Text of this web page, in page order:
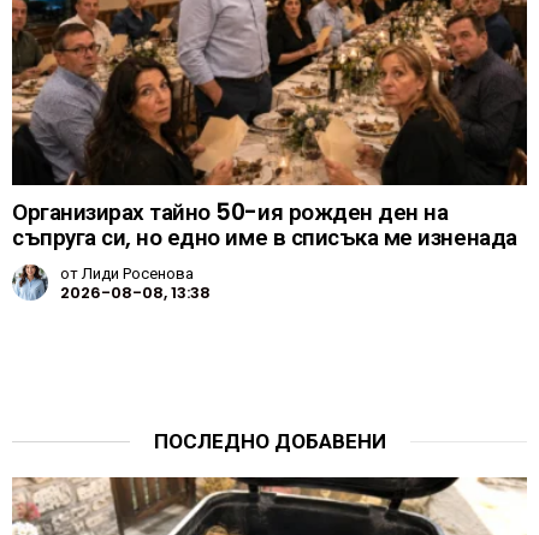
Организирах тайно 50-ия рожден ден на
съпруга си, но едно име в списъка ме изненада
отЛиди Росенова
2026-08-08, 13:38
ПОСЛЕДНО ДОБАВЕНИ